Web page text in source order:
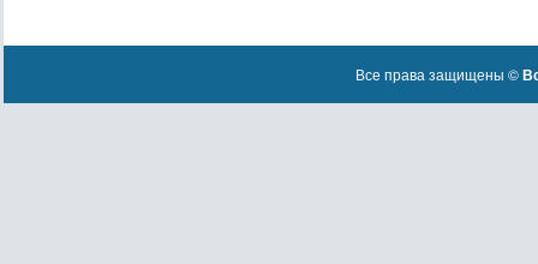
Все права защищены ©